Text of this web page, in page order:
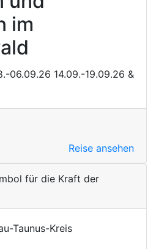
im
06.09.26 14.09.-19.09.26 &
Reise ansehen
Taunus-Kreis